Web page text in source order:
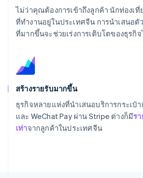
ไม่ว่าคุณต้องการเข้าถึงลูกค้า นักท่องเที่
ที่ทำงานอยู่ในประเทศจีน การนำเสนอตั
ที่มากขึ้นจะช่วยเร่งการเติบโตของธุรกิ
สร้างรายรับมากขึ้น
ธุรกิจหลายแห่งที่นำเสนอบริการกระเป๋า
และ WeChat Pay ผ่าน Stripe ต่างก็มีร
เท่าจากลูกค้าในประเทศจีน